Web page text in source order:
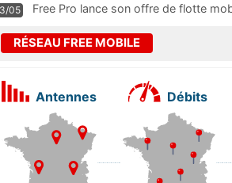
05 Free Pro lance son offre de flotte
RÉSEAU FREE MOBILE
Antennes Débits